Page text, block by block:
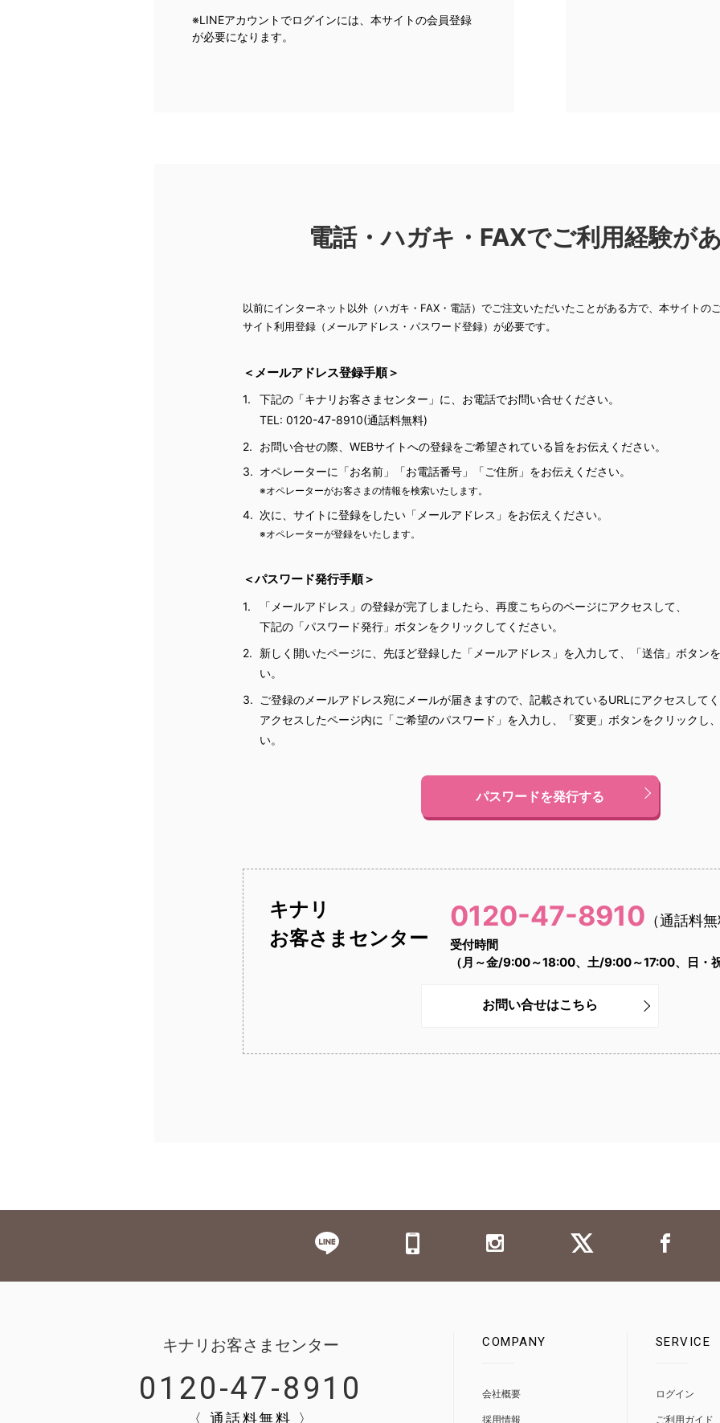
※LINEアカウントでログインには、本サイトの会員登録
が必要になります。
電話・ハガキ・FAXでご利用経験が
以前にインターネット以外（ハガキ・FAX・電話）でご注文いただいたことがある方で、本サイトの
サイト利用登録（メールアドレス・パスワード登録）が必要です。
＜メールアドレス登録手順＞
1.
下記の「キナリお客さまセンター」に、お電話でお問い合せください。
TEL: 0120-47-8910(通話料無料)
2.
お問い合せの際、WEBサイトへの登録をご希望されている旨をお伝えください。
3. オペレーターに「お名前」「お電話番号」「ご住所」をお伝えください。
※オペレーターがお客さまの情報を検索いたします。
4. 次に、サイトに登録をしたい「メールアドレス」をお伝えください。
※オペレーターが登録をいたします。
＜パスワード発行手順＞
1.
「メールアドレス」の登録が完了しましたら、再度こちらのページにアクセスして、
下記の「パスワード発行」ボタンをクリックしてください。
2.
新しく開いたページに、先ほど登録した「メールアドレス」を入力して、「送信」ボタン
い。
3.
ご登録のメールアドレス宛にメールが届きますので、記載されているURLにアクセスしてく
アクセスしたページ内に「ご希望のパスワード」を入力し、「変更」ボタンをクリックし
い。
パスワードを発行する
キナリ
お客さまセンター
0120-47-8910 （通話料無
受付時間
（月～金/9:00～18:00、土/9:00～17:00、日・
お問い合せはこちら
キナリお客さまセンター
0120-47-8910
〈 通話料無料 〉
COMPANY
会社概要
採用情報
SERVICE
ログイン
ご利用ガイド